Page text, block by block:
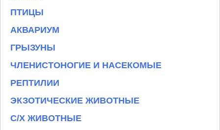
ПТИЦЫ
АКВАРИУМ
ГРЫЗУНЫ
ЧЛЕНИСТОНОГИЕ И НАСЕКОМЫЕ
РЕПТИЛИИ
ЭКЗОТИЧЕСКИЕ ЖИВОТНЫЕ
С/Х ЖИВОТНЫЕ